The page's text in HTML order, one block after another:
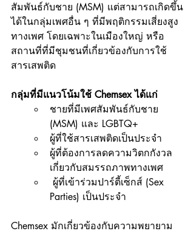
สัมพันธ์กับชาย (MSM) แต่สามารถเกิดขึ้น
ได้ในกลุ่มเพศอื่น ๆ ที่มีพฤติกรรมเสี่ยงสูง
ทางเพศ โดยเฉพาะในเมืองใหญ่ หรือ
สถานที่ที่มีชุมชนที่เกี่ยวข้องกับการใช้
สารเสพติด
กลุ่มที่มีแนวโน้มใช้ Chemsex ได้แก่
ชายที่มีเพศสัมพันธ์กับชาย
(MSM) และ LGBTQ+
ผู้ที่ใช้สารเสพติดเป็นประจำ
ผู้ที่ต้องการลดความวิตกกังวล
เกี่ยวกับสมรรถภาพทางเพศ
ผู้ที่เข้าร่วมปาร์ตี้เซ็กส์ (Sex
Parties) เป็นประจำ
Chemsex มักเกี่ยวข้องกับความพยายาม